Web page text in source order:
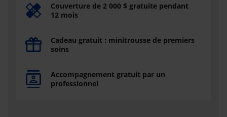
Couverture de 2 000 $ gratuite pendant
12 mois
Cadeau gratuit : minitrousse de premiers
soins
Accompagnement gratuit par un
professionnel